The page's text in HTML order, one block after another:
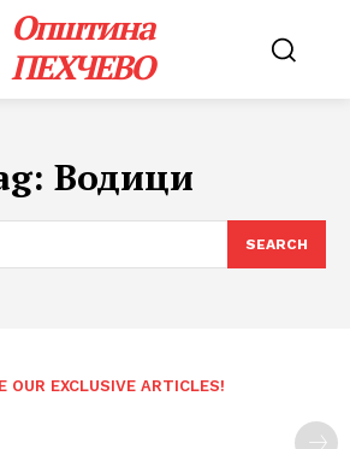
Општина
ПЕХЧЕВО
Водици
SEARCH
OUR EXCLUSIVE ARTICLES!